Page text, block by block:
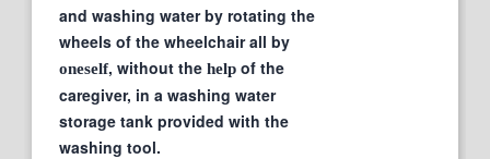
and washing water by rotating the
wheels of the wheelchair all by
oneself, without the help of the
caregiver, in a washing water
storage tank provided with the
washing tool.